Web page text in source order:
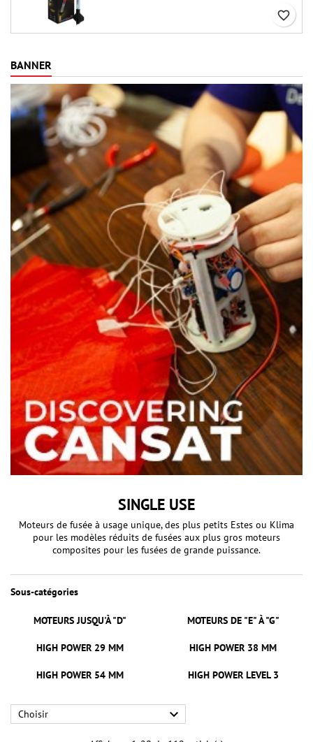
favorite_border
BANNER
SINGLE USE
Moteurs de fusée à usage unique, des plus petits Estes ou Klima
pour les modèles réduits de fusées aux plus gros moteurs
composites pour les fusées de grande puissance.
Sous-catégories
MOTEURS JUSQU'À "D" MOTEURS DE "E" À "G"
HIGH POWER 29 MM HIGH POWER 38 MM
HIGH POWER 54 MM HIGH POWER LEVEL 3
Choisir 